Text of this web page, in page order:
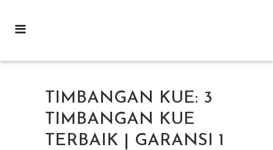
TIMBANGAN KUE: 3
TIMBANGAN KUE
TERBAIK | GARANSI 1